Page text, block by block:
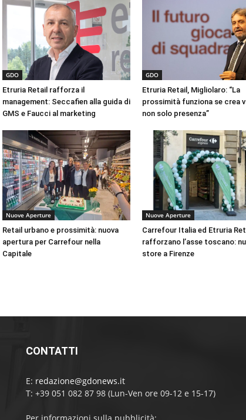
GDO
Etruria Retail rafforza il
management: Seccafien alla guida di
GMS e Faucci al marketing
GDO
Etruria Retail, Migliolaro: “La
prossimità funziona se crea
non solo presenza”
Nuove Aperture
Retail urbano e prossimità: nuova
apertura per Carrefour nella
Capitale
Nuove Aperture
Carrefour Italia ed Etruria
rafforzano l’asse toscano:
store a Firenze
CONTATTI
E: redazione@gdonews.it
T: +39 051 082 87 98 (Lun-Ven ore 09-12 e 15-17)